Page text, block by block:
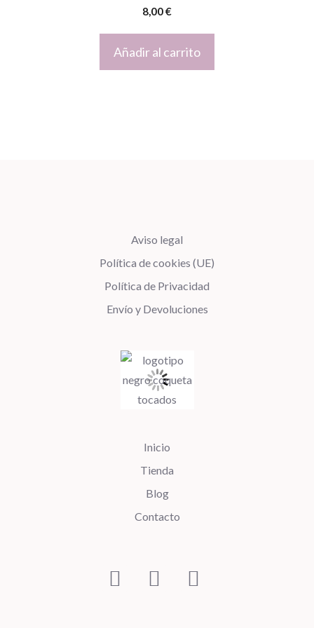
5
8,00€
Añadir al carrito
Aviso legal
Política de cookies (UE)
Política de Privacidad
Envío y Devoluciones
Inicio
Tienda
Blog
Contacto